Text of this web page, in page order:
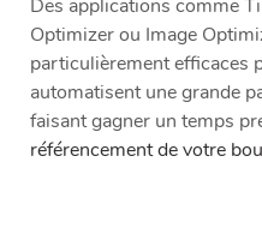
Des applications comme
Optimizer ou Image
particulièrement efficaces
automatisent une grande
faisant gagner un temps
référencement de votre